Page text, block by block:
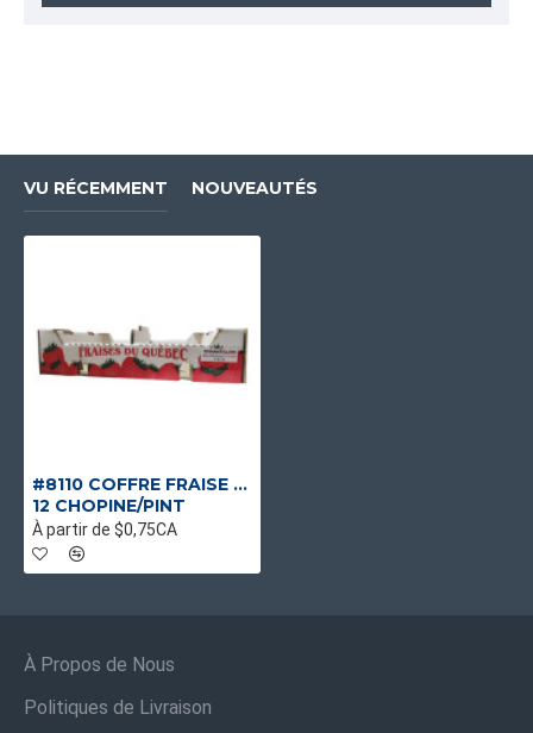
VU RÉCEMMENT NOUVEAUTÉS
#8110 COFFRE FRAISE CHOPINE*
12 CHOPINE/PINT
À partir de $0,75CA
À Propos de Nous
Politiques de Livraison